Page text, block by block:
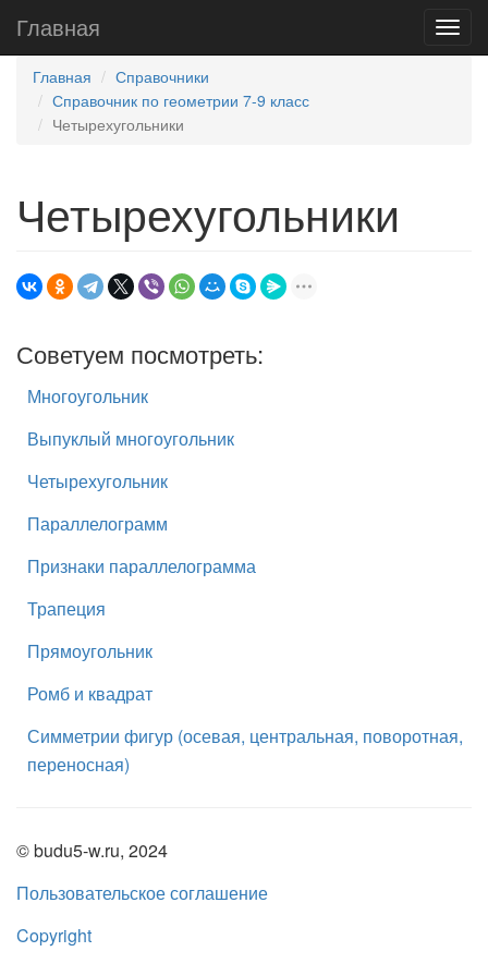
Главная
Главная
Справочники
Справочник по геометрии 7-9 класс
Четырехугольники
Четырехугольники
Советуем посмотреть:
Многоугольник
Выпуклый многоугольник
Четырехугольник
Параллелограмм
Признаки параллелограмма
Трапеция
Прямоугольник
Ромб и квадрат
Симметрии фигур (осевая, центральная, поворотная,
переносная)
© budu5-w.ru, 2024
Пользовательское соглашение
Copyright